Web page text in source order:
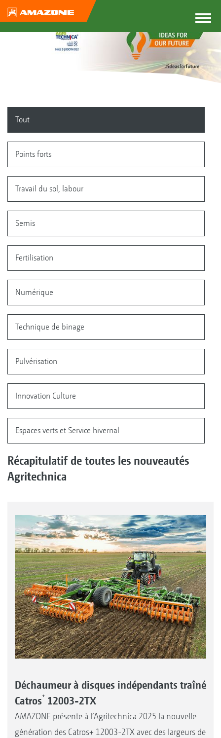
Tout
Points forts
Travail du sol, labour
Semis
Fertilisation
Numérique
Technique de binage
Pulvérisation
Innovation Culture
Espaces verts et Service hivernal
Récapitulatif de toutes les nouveautés
Agritechnica
Déchaumeur à disques indépendants traîné
Catros+ 12003-2TX
AMAZONE présente à l’Agritechnica 2025 la nouvelle
génération des Catros+ 12003-2TX avec des largeurs de